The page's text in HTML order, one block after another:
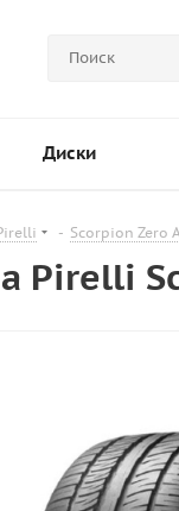
Диски
- Scorpion Zero
Pirelli